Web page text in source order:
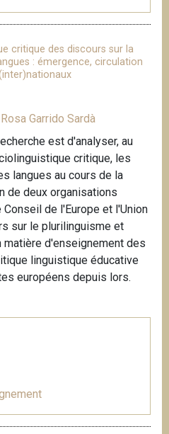
critique des discours sur la
: émergence, circulation
Garrido Sardà
est d'analyser, au
critique, les
langues au cours de la
de deux organisations
de l'Europe et l'Union
sur le plurilinguisme et
matière d'enseignement des
linguistique éducative
européens depuis lors.